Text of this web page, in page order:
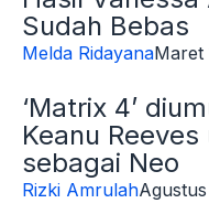
Sudah Bebas
Melda RidayanaMaret
‘Matrix 4’
Keanu
sebagai Neo
Rizki Amrulah